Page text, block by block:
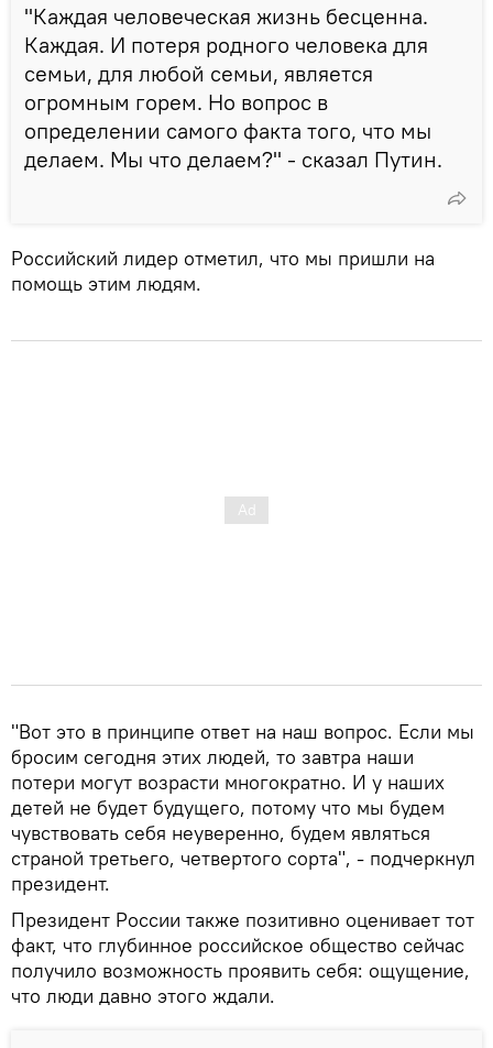
"Каждая человеческая жизнь бесценна.
Каждая. И потеря родного человека для
семьи, для любой семьи, является
огромным горем. Но вопрос в
определении самого факта того, что мы
делаем. Мы что делаем?" - сказал Путин.
Российский лидер отметил, что мы пришли на
помощь этим людям.
"Вот это в принципе ответ на наш вопрос. Если мы
бросим сегодня этих людей, то завтра наши
потери могут возрасти многократно. И у наших
детей не будет будущего, потому что мы будем
чувствовать себя неуверенно, будем являться
страной третьего, четвертого сорта", - подчеркнул
президент.
Президент России также позитивно оценивает тот
факт, что глубинное российское общество сейчас
получило возможность проявить себя: ощущение,
что люди давно этого ждали.